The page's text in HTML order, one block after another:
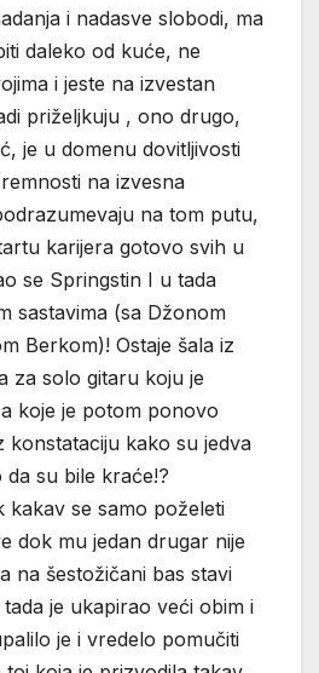
i nadasve slobodi, ma
daleko od kuće, ne
i jeste na izvestan
priželjkuju , ono drugo,
je u domenu dovitljivosti
na izvesna
na tom putu,
karijera gotovo svih u
se Springstin I u tada
sastavima (sa Džonom
Berkom)! Ostaje šala iz
za solo gitaru koju je
koje je potom ponovo
konstataciju kako su jedva
da su bile kraće!?
kakav se samo poželeti
dok mu jedan drugar nije
na šestožičani bas stavi
je ukapirao veći obim i
je i vredelo pomučiti